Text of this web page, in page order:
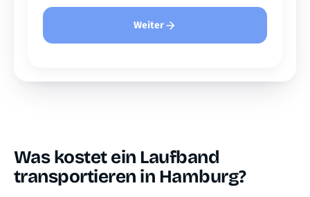
Weiter
Was kostet ein Laufband
transportieren in Hamburg?